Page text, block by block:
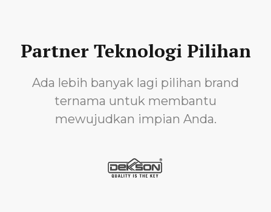
Partner Teknologi Pilihan
Ada lebih banyak lagi pilihan brand
ternama untuk membantu
mewujudkan impian Anda.